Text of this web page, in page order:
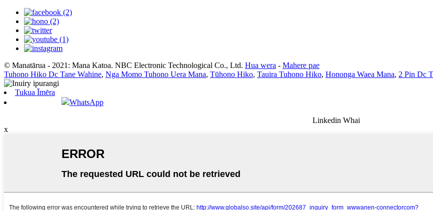
© Manatārua - 2021: Mana Katoa. NBC Electronic Technological Co., Ltd. Hua wera - Mahere pae
Tuhono Hiko Dc Tane Wahine, Nga Momo Tuhono Uera Mana, Tūhono Hiko, Tauira Tuhono Hiko, Hononga Waea Mana, 2 Pin Dc
Tukua Īmēra
WhatsApp
Linkedin Whai
x